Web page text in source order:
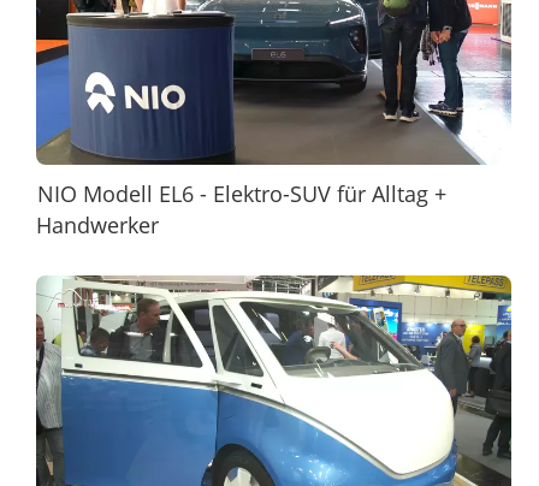
NIO Modell EL6 - Elektro-SUV für Alltag +
Handwerker